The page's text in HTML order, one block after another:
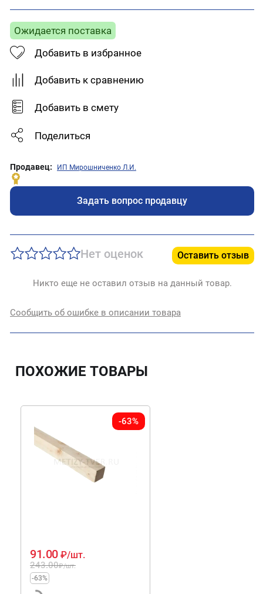
Ожидается поставка
Добавить в избранное
Добавить к сравнению
Добавить в смету
Поделиться
Продавец: ИП Мирошниченко Л.И.
Задать вопрос продавцу
Нет оценок Оставить отзыв
Никто еще не оставил отзыв на данный товар.
Сообщить об ошибке в описании товара
ПОХОЖИЕ ТОВАРЫ
-63%
243.00₽/шт.
91.00 ₽/шт.
-63%